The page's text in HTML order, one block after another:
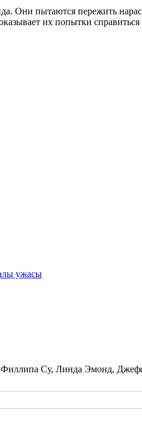
Они пытаются пережить
их попытки
ужасы
Су, Линда Эмонд,